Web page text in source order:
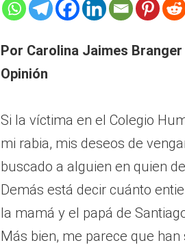
Por Carolina Jaimes Branger
Opinión
Si la víctima en el Colegio
mi rabia, mis deseos de
buscado a alguien en quien
Demás está decir cuánto
la mamá y el papá de
Más bien, me parece que